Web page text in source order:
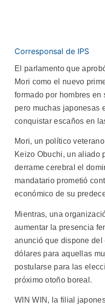
Corresponsal de IPS
El parlamento que
Mori como el nuevo
formado por hombres en
pero muchas japonesas
conquistar escaños en
Mori, un político
Keizo Obuchi, un aliado
derrame cerebral el
mandatario prometió
económico de su
Mientras, una
aumentar la presencia
anunció que dispone
dólares para aquellas
postularse para las
próximo otoño boreal.
WIN WIN, la filial